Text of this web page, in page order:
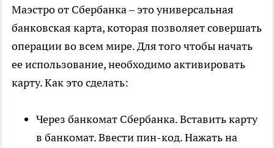
Маэстро от Сбербанка – это универсальная
банковская карта, которая позволяет совершать
операции во всем мире. Для того чтобы начать
ее использование, необходимо активировать
карту. Как это сделать:
Через банкомат Сбербанка. Вставить карту
в банкомат. Ввести пин-код. Нажать на